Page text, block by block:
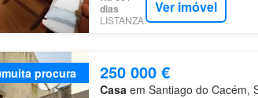
dias
LISTANZA
Ver imóvel
muita procura 250 000 €
Casa em Santiago do Cacém,